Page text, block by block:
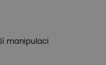
manipulaci